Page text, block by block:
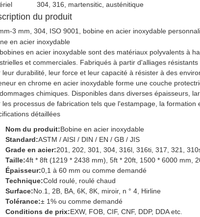
304, 316, martensitic, austénitique
du produit
3 mm, 304, ISO 9001, bobine en acier inoxydable
en acier inoxydable
en acier inoxydable sont des matériaux polyvalents à
et commerciales. Fabriqués à partir d'alliages
leur durabilité, leur force et leur capacité à résister à des
en chrome en acier inoxydable forme une couche
chimiques. Disponibles dans diverses épaisseurs,
les processus de fabrication tels que l'estampage, la formation
détaillées
Nom du produit:Bobine en acier inoxydable
Standard:ASTM / AISI / DIN / EN / GB / JIS
Grade en acier:201, 202, 301, 304, 316l, 316ti, 317, 321,
Taille:4ft * 8ft (1219 * 2438 mm), 5ft * 20ft, 1500 * 6000 mm,
Épaisseur:0,1 à 60 mm ou comme demandé
Technique:Cold roulé, roulé chaud
Surface:No.1, 2B, BA, 6K, 8K, miroir, n ° 4, Hirline
Tolérance:± 1% ou comme demandé
Conditions de prix:EXW, FOB, CIF, CNF, DDP, DDA etc.